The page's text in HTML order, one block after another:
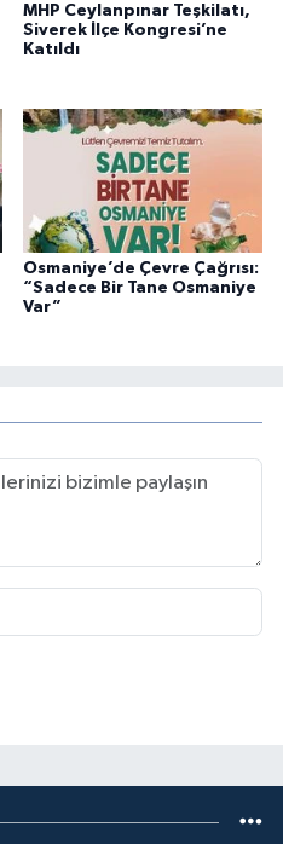
MHP Ceylanpınar Teşkilatı,
Siverek İlçe Kongresi’ne
Katıldı
Osmaniye’de Çevre Çağrısı:
“Sadece Bir Tane Osmaniye
Var”